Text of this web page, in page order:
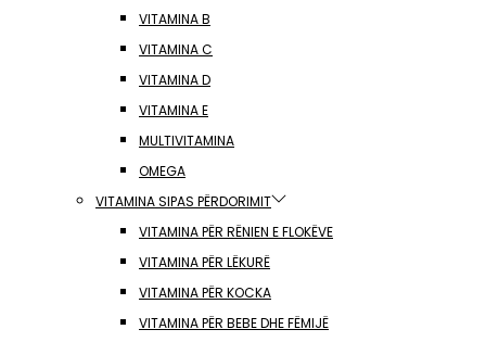
VITAMINA B
VITAMINA C
VITAMINA D
VITAMINA E
MULTIVITAMINA
OMEGA
VITAMINA SIPAS PËRDORIMIT
VITAMINA PËR RËNIEN E FLOKËVE
VITAMINA PËR LËKURË
VITAMINA PËR KOCKA
VITAMINA PËR BEBE DHE FËMIJË